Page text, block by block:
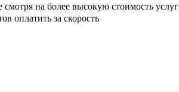
смотря на более высокую стоимость услуг
оплатить за скорость